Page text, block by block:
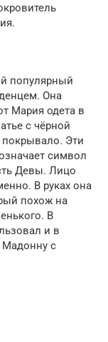
популярный
Она
Мария одета в
с чёрной
покрывало. Эти
символ
Девы. Лицо
В руках она
похож на
В
и в
Мадонну с